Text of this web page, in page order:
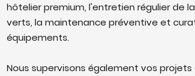
hôtelier premium, l'entretien régulier de
verts, la maintenance préventive et
équipements.
Nous supervisons également vos